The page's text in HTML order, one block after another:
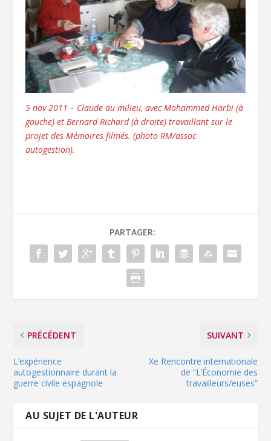
5 nov 2011 – Claude au milieu, avec Mohammed Harbi (à
gauche) et Bernard Richard (à droite) travaillant sur le
projet des Mémoires filmés. (photo RM/assoc
autogestion).
PARTAGER:
PRÉCÉDENT
L’expérience
autogestionnaire durant la
guerre civile espagnole
SUIVANT
Xe Rencontre internationale
de “L’Économie des
travailleurs/euses”
AU SUJET DE L'AUTEUR